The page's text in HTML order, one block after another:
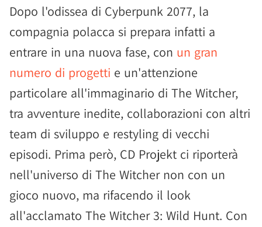
Dopo l'odissea di Cyberpunk 2077, la
compagnia polacca si prepara infatti a
entrare in una nuova fase, con un gran
numero di progetti e un'attenzione
particolare all'immaginario di The Witcher,
tra avventure inedite, collaborazioni con altri
team di sviluppo e restyling di vecchi
episodi. Prima però, CD Projekt ci riporterà
nell'universo di The Witcher non con un
gioco nuovo, ma rifacendo il look
all'acclamato The Witcher 3: Wild Hunt. Con